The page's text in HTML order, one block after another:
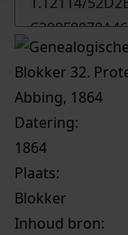
Blokker 32.
Abbing, 1864
Datering:
1864
Plaats:
Blokker
Inhoud bron: